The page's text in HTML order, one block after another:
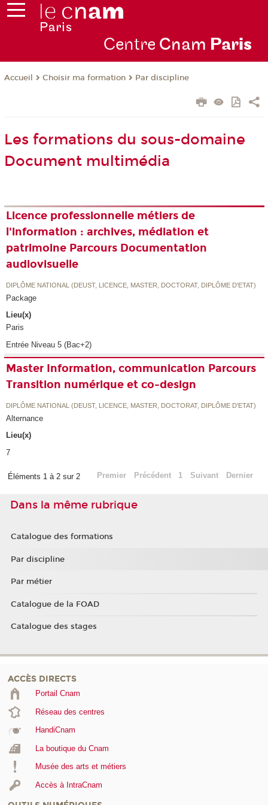
Centre Cnam Paris
Accueil Choisir ma formation Par discipline
Les formations du sous-domaine
Document multimédia
Licence professionnelle métiers de
l'information : archives, médiation et
patrimoine Parcours Documentation
audiovisuelle
DIPLÔME NATIONAL (DEUST, LICENCE, MASTER, DOCTORAT, DIPLÔME D'ETAT)
Package
Lieu(x)
Paris
Entrée Niveau 5 (Bac+2)
Master Information, communication Parcours
Transition numérique et co-design
DIPLÔME NATIONAL (DEUST, LICENCE, MASTER, DOCTORAT, DIPLÔME D'ETAT)
Alternance
Lieu(x)
7
Éléments 1 à 2 sur 2 Premier Précédent 1 Suivant Dernier
Dans la même rubrique
Catalogue des formations
Par discipline
Par métier
Catalogue de la FOAD
Catalogue des stages
ACCÈS DIRECTS
Portail Cnam
Réseau des centres
HandiCnam
La boutique du Cnam
Musée des arts et métiers
Accès à IntraCnam